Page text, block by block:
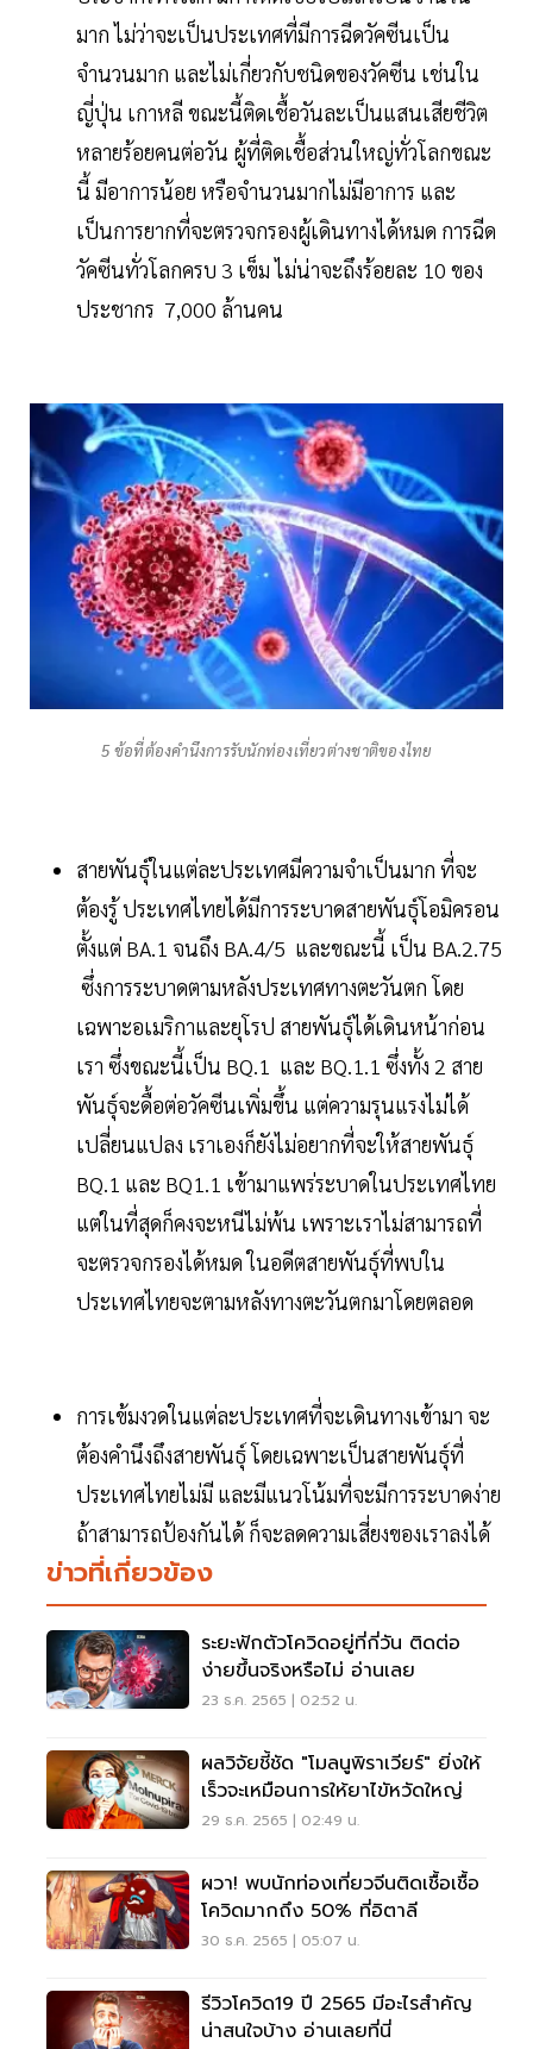
มาก ไม่ว่าจะเป็นประเทศที่มีการฉีดวัคซีนเป็น
จำนวนมาก และไม่เกี่ยวกับชนิดของวัคซีน เช่นใน
ญี่ปุ่น เกาหลี ขณะนี้ติดเชื้อวันละเป็นแสนเสียชีวิต
หลายร้อยคนต่อวัน ผู้ที่ติดเชื้อส่วนใหญ่ทั่วโลกขณะ
นี้ มีอาการน้อย หรือจำนวนมากไม่มีอาการ และ
เป็นการยากที่จะตรวจกรองผู้เดินทางได้หมด การฉีด
วัคซีนทั่วโลกครบ 3 เข็ม ไม่น่าจะถึงร้อยละ 10 ของ
ประชากร 7,000 ล้านคน
5 ข้อที่ต้องคำนึงการรับนักท่องเที่ยวต่างชาติของไทย
สายพันธุ์ในแต่ละประเทศมีความจำเป็นมาก ที่จะ
ต้องรู้ ประเทศไทยได้มีการระบาดสายพันธุ์โอมิครอน
ตั้งแต่ BA.1 จนถึง BA.4/5 และขณะนี้ เป็น BA.2.75
ซึ่งการระบาดตามหลังประเทศทางตะวันตก โดย
เฉพาะอเมริกาและยุโรป สายพันธุ์ได้เดินหน้าก่อน
เรา ซึ่งขณะนี้เป็น BQ.1 และ BQ.1.1 ซึ่งทั้ง 2 สาย
พันธุ์จะดื้อต่อวัคซีนเพิ่มขึ้น แต่ความรุนแรงไม่ได้
เปลี่ยนแปลง เราเองก็ยังไม่อยากที่จะให้สายพันธุ์
BQ.1 และ BQ1.1 เข้ามาแพร่ระบาดในประเทศไทย
แต่ในที่สุดก็คงจะหนีไม่พ้น เพราะเราไม่สามารถที่
จะตรวจกรองได้หมด ในอดีตสายพันธุ์ที่พบใน
ประเทศไทยจะตามหลังทางตะวันตกมาโดยตลอด
การเข้มงวดในแต่ละประเทศที่จะเดินทางเข้ามา จะ
ต้องคำนึงถึงสายพันธุ์ โดยเฉพาะเป็นสายพันธุ์ที่
ประเทศไทยไม่มี และมีแนวโน้มที่จะมีการระบาดง่าย
ถ้าสามารถป้องกันได้ ก็จะลดความเสี่ยงของเราลงได้
ข่าวที่เกี่ยวข้อง
ระยะฟักตัวโควิดอยู่ที่กี่วัน ติดต่อ
ง่ายขึ้นจริงหรือไม่ อ่านเลย
23 ธ.ค. 2565 | 02:52 น.
ผลวิจัยชี้ชัด "โมลนูพิราเวียร์" ยิ่งให้
เร็วจะเหมือนการให้ยาไขัหวัดใหญ่
29 ธ.ค. 2565 | 02:49 น.
ผวา! พบนักท่องเที่ยวจีนติดเชื้อเชื้อ
โควิดมากถึง 50% ที่อิตาลี
30 ธ.ค. 2565 | 05:07 น.
รีวิวโควิด19 ปี 2565 มีอะไรสำคัญ
น่าสนใจบ้าง อ่านเลยที่นี่